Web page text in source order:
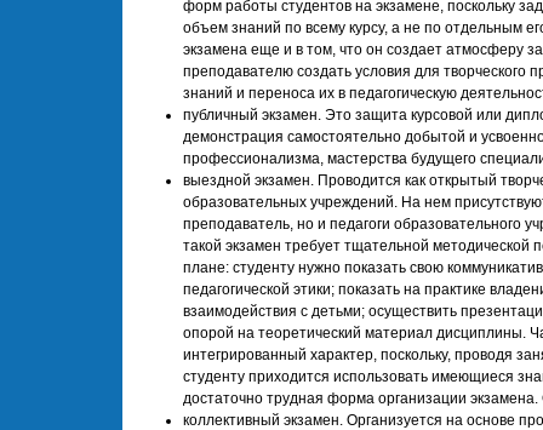
форм работы студентов на экзамене, поскольку
объем знаний по всему курсу, а не по отдельным
экзамена еще и в том, что он создает атмосферу
преподавателю создать условия для творческого
знаний и переноса их в педагогическую
публичный экзамен. Это защита курсовой или
демонстрация самостоятельно добытой и
профессионализма, мастерства будущего
выездной экзамен. Проводится как открытый
образовательных учреждений. На нем
преподаватель, но и педагоги образовательного
такой экзамен требует тщательной методической
плане: студенту нужно показать свою
педагогической этики; показать на практике
взаимодействия с детьми; осуществить
опорой на теоретический материал дисциплины.
интегрированный характер, поскольку, проводя
студенту приходится использовать имеющиеся
достаточно трудная форма организации
коллективный экзамен. Организуется на основе